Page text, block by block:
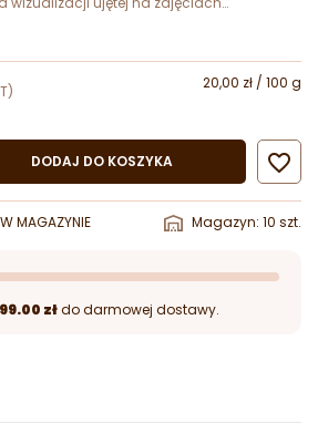
20,00 zł / 100 g
DODAJ DO KOSZYKA 
MAGAZYNIE Magazyn: 10 szt.
złdo darmowej dostawy.